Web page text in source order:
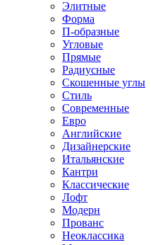
Элитные
Форма
П-образные
Угловые
Прямые
Радиусные
Скошенные углы
Стиль
Современные
Евро
Английские
Дизайнерские
Итальянские
Кантри
Классические
Лофт
Модерн
Прованс
Неоклассика